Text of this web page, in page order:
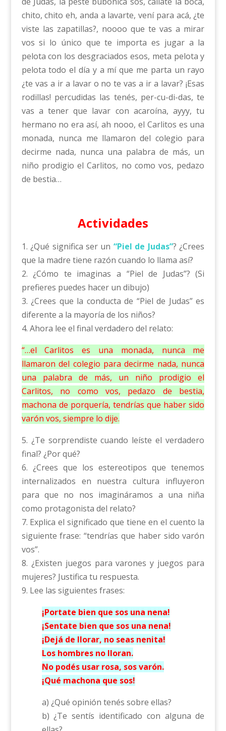
chito, chito eh, anda a lavarte, vení para acá, ¿te
viste las zapatillas?, noooo que te vas a mirar
vos si lo único que te importa es jugar a la
pelota con los desgraciados esos, meta pelota y
pelota todo el día y a mí que me parta un rayo
¿te vas a ir a lavar o no te vas a ir a lavar? ¡Esas
rodillas! percudidas las tenés, per-cu-di-das, te
vas a tener que lavar con acaroína, ayyy, tu
hermano no era así, ah nooo, el Carlitos es una
monada, nunca me llamaron del colegio para
decirme nada, nunca una palabra de más, un
niño prodigio el Carlitos, no como vos, pedazo
de bestia…
Actividades
1. ¿Qué significa ser un “Piel de Judas”? ¿Crees
que la madre tiene razón cuando lo llama así?
2. ¿Cómo te imaginas a “Piel de Judas”? (Si
prefieres puedes hacer un dibujo)
3. ¿Crees que la conducta de “Piel de Judas” es
diferente a la mayoría de los niños?
4. Ahora lee el final verdadero del relato:
“…el Carlitos es una monada, nunca me
llamaron del colegio para decirme nada, nunca
una palabra de más, un niño prodigio el
Carlitos, no como vos, pedazo de bestia,
machona de porquería, tendrías que haber sido
varón vos, siempre lo dije.
5. ¿Te sorprendiste cuando leíste el verdadero
final? ¿Por qué?
6. ¿Crees que los estereotipos que tenemos
internalizados en nuestra cultura influyeron
para que no nos imagináramos a una niña
como protagonista del relato?
7. Explica el significado que tiene en el cuento la
siguiente frase: “tendrías que haber sido varón
vos”.
8. ¿Existen juegos para varones y juegos para
mujeres? Justifica tu respuesta.
9. Lee las siguientes frases:
¡Portate bien que sos una nena!
¡Sentate bien que sos una nena!
¡Dejá de llorar, no seas nenita!
Los hombres no lloran.
No podés usar rosa, sos varón.
¡Qué machona que sos!
a) ¿Qué opinión tenés sobre ellas?
b) ¿Te sentís identificado con alguna de